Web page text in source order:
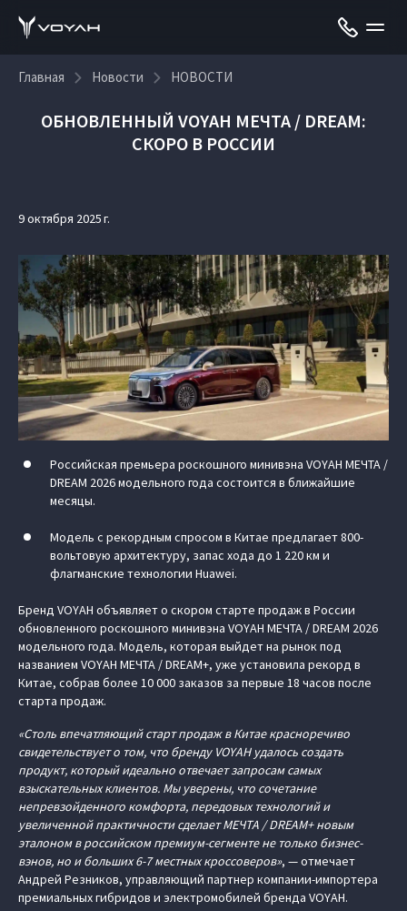
Главная Новости НОВОСТИ
ОБНОВЛЕННЫЙ VOYAH МЕЧТА / DREAM:
СКОРО В РОССИИ
9 октября 2025 г.
Российская премьера роскошного минивэна VOYAH МЕЧТА /
DREAM 2026 модельного года состоится в ближайшие
месяцы.
Модель с рекордным спросом в Китае предлагает 800-
вольтовую архитектуру, запас хода до 1 220 км и
флагманские технологии Huawei.
Бренд VOYAH объявляет о скором старте продаж в России
обновленного роскошного минивэна VOYAH МЕЧТА / DREAM 2026
модельного года. Модель, которая выйдет на рынок под
названием VOYAH МЕЧТА / DREAM+, уже установила рекорд в
Китае, собрав более 10 000 заказов за первые 18 часов после
старта продаж.
«Столь впечатляющий старт продаж в Китае красноречиво
свидетельствует о том, что бренду VOYAH удалось создать
продукт, который идеально отвечает запросам самых
взыскательных клиентов. Мы уверены, что сочетание
непревзойденного комфорта, передовых технологий и
увеличенной практичности сделает МЕЧТА / DREAM+ новым
эталоном в российском премиум-сегменте не только бизнес-
вэнов, но и больших 6-7 местных кроссоверов», — отмечает
Андрей Резников, управляющий партнер компании-импортера
премиальных гибридов и электромобилей бренда VOYAH.